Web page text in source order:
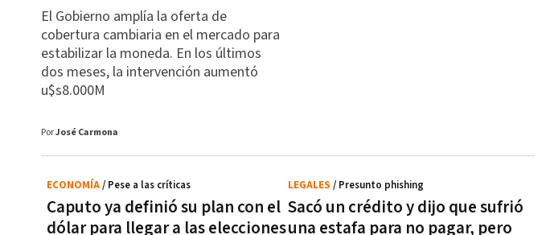
El Gobierno amplía la oferta de
cobertura cambiaria en el mercado para
estabilizar la moneda. En los últimos
dos meses, la intervención aumentó
u$s8.000M
PorJosé Carmona
Caputo ya definió su plan con el
dólar para llegar a las elecciones
ECONOMÍA/ Pese a las críticas
Sacó un crédito y dijo que sufrió
una estafa para no pagar, pero
LEGALES / Presunto phishing